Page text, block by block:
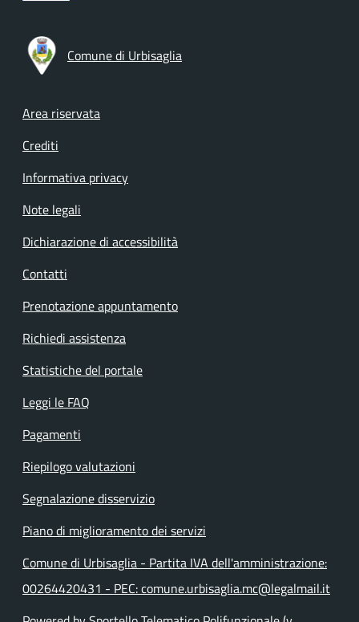
Comune di Urbisaglia
Footer menu
Area riservata
Crediti
Informativa privacy
Note legali
Dichiarazione di accessibilità
Contatti
Prenotazione appuntamento
Richiedi assistenza
Statistiche del portale
Leggi le FAQ
Pagamenti
Riepilogo valutazioni
Segnalazione disservizio
Piano di miglioramento dei servizi
Comune di Urbisaglia - Partita IVA dell'amministrazione:
00264420431 - PEC: comune.urbisaglia.mc@legalmail.it